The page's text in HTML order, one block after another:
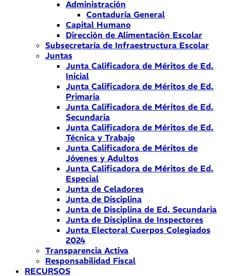
Administración
Contaduría General
Capital Humano
Dirección de Alimentación Escolar
Subsecretaría de Infraestructura Escolar
Juntas
Junta Calificadora de Méritos de Ed.
Inicial
Junta Calificadora de Méritos de Ed.
Primaria
Junta Calificadora de Méritos de Ed.
Secundaria
Junta Calificadora de Méritos de Ed.
Técnica y Trabajo
Junta Calificadora de Méritos de
Jóvenes y Adultos
Junta Calificadora de Méritos de Ed.
Especial
Junta de Celadores
Junta de Disciplina
Junta de Disciplina de Ed. Secundaria
Junta de Disciplina de Inspectores
Junta Electoral Cuerpos Colegiados
2024
Transparencia Activa
Responsabilidad Fiscal
RECURSOS